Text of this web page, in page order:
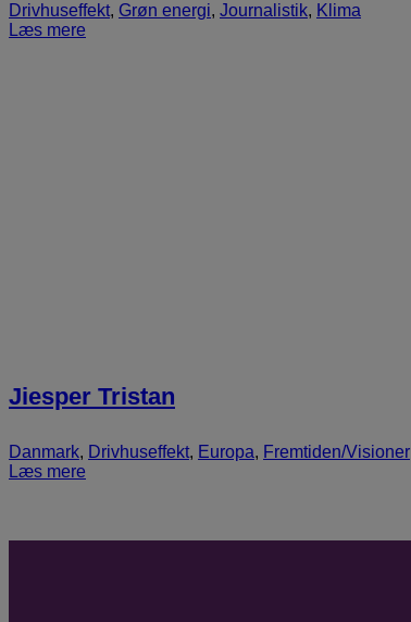
Drivhuseffekt, Grøn energi, Journalistik, Klima
Læs mere
Jiesper Tristan
Danmark, Drivhuseffekt, Europa, Fremtiden/Visioner
Læs mere